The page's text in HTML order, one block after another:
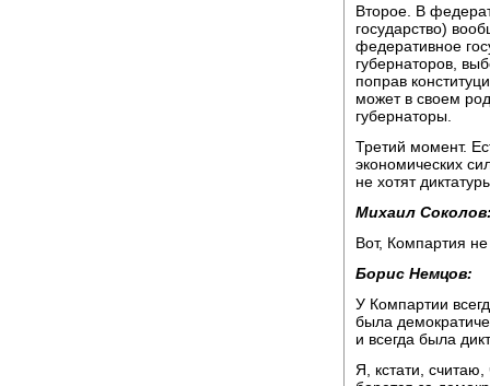
Второе. В
государство)
федеративное
губернаторов,
поправ
может в своем
губернаторы.
Третий момент.
экономических
не хотят
Михаил
Вот, Компартия
Борис Немцов:
У Компартии
была
и всегда была
Я, кстати,